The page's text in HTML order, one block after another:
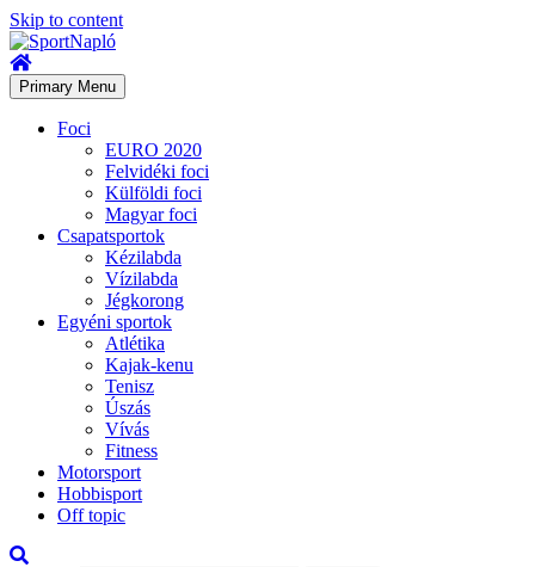
Skip to content
Primary Menu
Foci
EURO 2020
Felvidéki foci
Külföldi foci
Magyar foci
Csapatsportok
Kézilabda
Vízilabda
Jégkorong
Egyéni sportok
Atlétika
Kajak-kenu
Tenisz
Úszás
Vívás
Fitness
Motorsport
Hobbisport
Off topic